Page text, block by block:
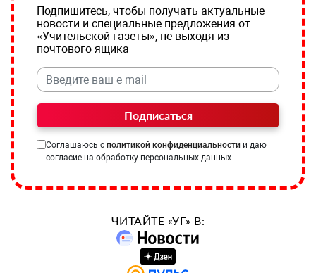
Подпишитесь, чтобы получать актуальные
новости и специальные предложения от
«Учительской газеты», не выходя из
почтового ящика
Подписаться
Соглашаюсь с политикой конфиденциальности и даю
согласие на обработку персональных данных
ЧИТАЙТЕ «УГ» В: